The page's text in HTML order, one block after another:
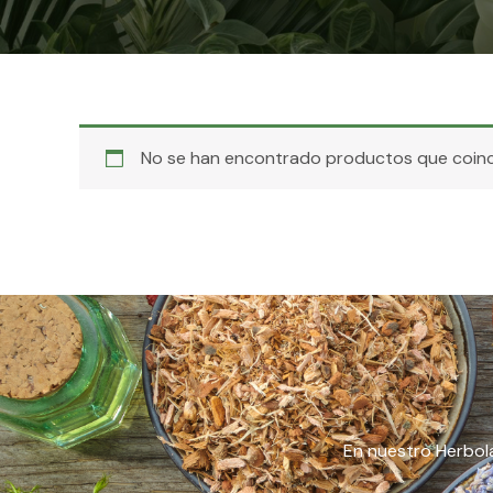
No se han encontrado productos que
En nuestro